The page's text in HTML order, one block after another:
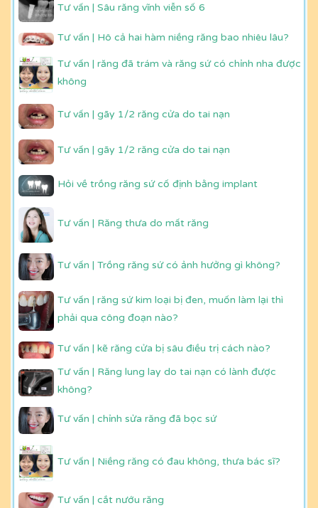
Tư vấn | Sâu răng vĩnh viễn số 6
Tư vấn | Hô cả hai hàm niềng răng bao nhiêu lâu?
Tư vấn | răng đã trám và răng sứ có chỉnh nha được
không
Tư vấn | gãy 1/2 răng cửa do tai nạn
Tư vấn | gãy 1/2 răng cửa do tai nạn
Hỏi về trồng răng sứ cố định bằng implant
Tư vấn | Răng thưa do mất răng
Tư vấn | Trồng răng sứ có ảnh hưởng gì không?
Tư vấn | răng sứ kim loại bị đen, muốn làm lại thì
phải qua công đoạn nào?
Tư vấn | kẽ răng cửa bị sâu điều trị cách nào?
Tư vấn | Răng lung lay do tai nạn có lành được
không?
Tư vấn | chỉnh sửa răng đã bọc sứ
Tư vấn | Niềng răng có đau không, thưa bác sĩ?
Tư vấn | cắt nướu răng